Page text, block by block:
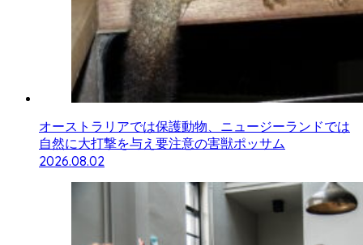
オーストラリアでは保護動物、ニュージーランドでは
自然に大打撃を与え要注意の害獣ポッサム
2026.08.02